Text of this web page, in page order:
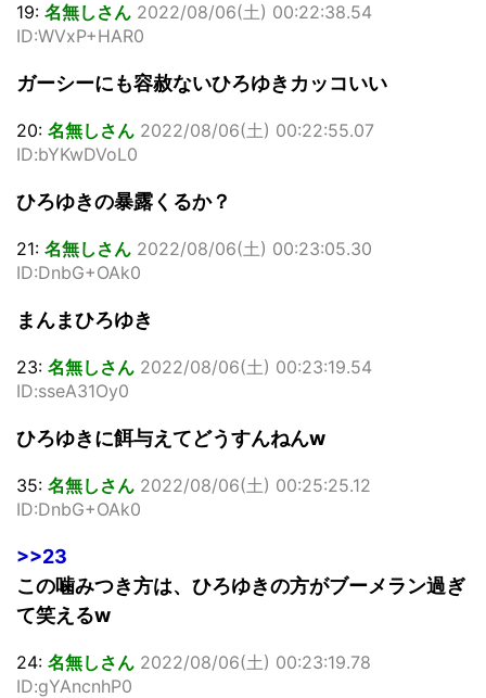
19: 名無しさん 2022/08/06(土) 00:22:38.54
ID:WVxP+HAR0
ガーシーにも容赦ないひろゆきカッコいい
20: 名無しさん 2022/08/06(土) 00:22:55.07
ID:bYKwDVoL0
ひろゆきの暴露くるか？
21: 名無しさん 2022/08/06(土) 00:23:05.30
ID:DnbG+OAk0
まんまひろゆき
23: 名無しさん 2022/08/06(土) 00:23:19.54
ID:sseA31Oy0
ひろゆきに餌与えてどうすんねんw
35: 名無しさん 2022/08/06(土) 00:25:25.12
ID:DnbG+OAk0
>>23
この噛みつき方は、ひろゆきの方がブーメラン過ぎ
て笑えるw
24: 名無しさん 2022/08/06(土) 00:23:19.78
ID:gYAncnhP0